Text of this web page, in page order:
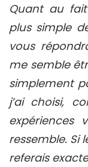
Quant au
plus simple
vous
me semble
simplement
j’ai choisi,
expériences
ressemble. Si
referais